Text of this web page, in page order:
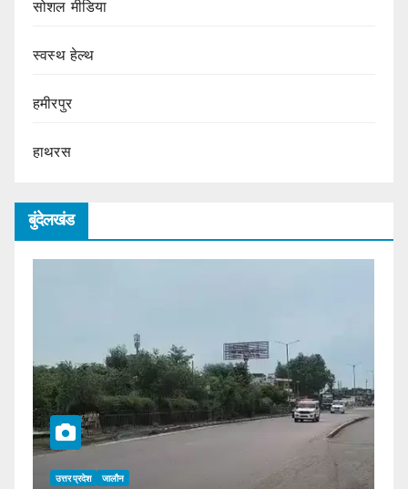
सोशल मीडिया
स्वस्थ हेल्थ
हमीरपुर
हाथरस
बुंदेलखंड
उत्तर प्रदेश जालौन